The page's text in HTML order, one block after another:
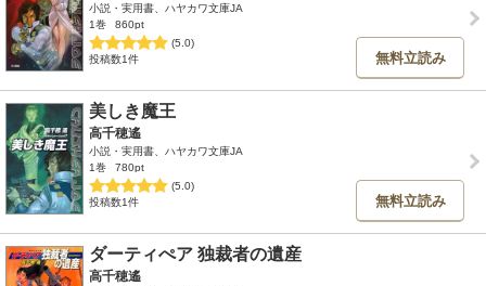
小説・実用書、ハヤカワ文庫JA
1巻
860pt
(5.0)
投稿数1件
無料立読み
美しき魔王
高千穂遙
小説・実用書、ハヤカワ文庫JA
1巻
780pt
(5.0)
投稿数1件
無料立読み
ダーティぺア 独裁者の遺産
高千穂遙